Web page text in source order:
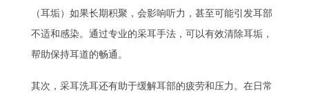
（耳垢）如果长期积聚，会影响听力，甚至可能引发耳部
不适和感染。通过专业的采耳手法，可以有效清除耳垢，
帮助保持耳道的畅通。
其次，采耳洗耳还有助于缓解耳部的疲劳和压力。在日常